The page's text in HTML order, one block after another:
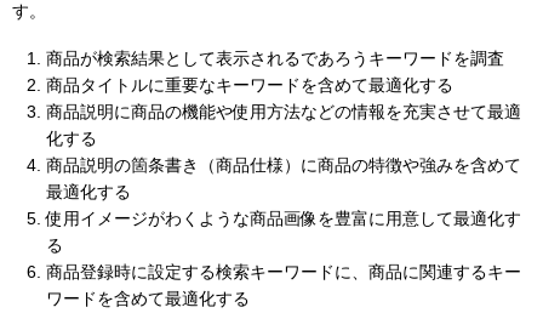
す。
商品が検索結果として表示されるであろうキーワードを調査
商品タイトルに重要なキーワードを含めて最適化する
商品説明に商品の機能や使用方法などの情報を充実させて最適
化する
商品説明の箇条書き（商品仕様）に商品の特徴や強みを含めて
最適化する
使用イメージがわくような商品画像を豊富に用意して最適化す
る
商品登録時に設定する検索キーワードに、商品に関連するキー
ワードを含めて最適化する